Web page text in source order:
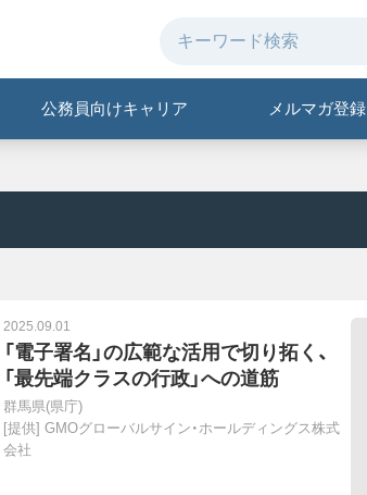
公務員向けキャリア メルマガ登録
2025.09.01
「電子署名」の広範な活用で切り拓く、
「最先端クラスの行政」への道筋
群馬県(県庁)
[提供] GMOグローバルサイン・ホールディングス株式
会社